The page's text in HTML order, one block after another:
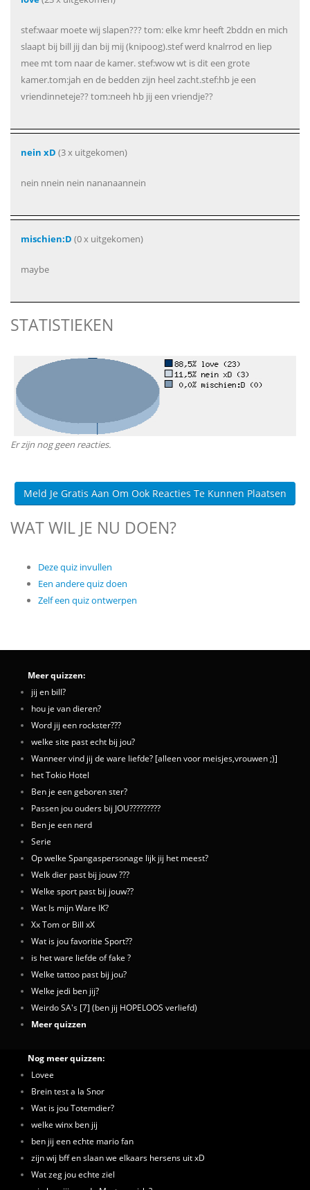
stef:waar moete wij slapen??? tom: elke kmr heeft 2bddn en mich
slaapt bij bill jij dan bij mij (knipoog).stef werd knalrrod en liep
mee mt tom naar de kamer. stef:wow wt is dit een grote
kamer.tom:jah en de bedden zijn heel zacht.stef:hb je een
vriendinneteje?? tom:neeh hb jij een vriendje??
nein xD (3 x uitgekomen)
nein nnein nein nananaannein
mischien:D (0 x uitgekomen)
maybe
STATISTIEKEN
Er zijn nog geen reacties.
Meld Je Gratis Aan Om Ook Reacties Te Kunnen Plaatsen
WAT WIL JE NU DOEN?
Deze quiz invullen
Een andere quiz doen
Zelf een quiz ontwerpen
Meer quizzen:
jij en bill?
hou je van dieren?
Word jij een rockster???
welke site past echt bij jou?
Wanneer vind jij de ware liefde? [alleen voor meisjes,vrouwen ;)]
het Tokio Hotel
Ben je een geboren ster?
Passen jou ouders bij JOU?????????
Ben je een nerd
Serie
Op welke Spangaspersonage lijk jij het meest?
Welk dier past bij jouw ???
Welke sport past bij jouw??
Wat Is mijn Ware IK?
Xx Tom or Bill xX
Wat is jou favoritie Sport??
is het ware liefde of fake ?
Welke tattoo past bij jou?
Welke jedi ben jij?
Weirdo SA's [7] (ben jij HOPELOOS verliefd)
Meer quizzen
Nog meer quizzen:
Lovee
Brein test a la Snor
Wat is jou Totemdier?
welke winx ben jij
ben jij een echte mario fan
zijn wij bff en slaan we elkaars hersens uit xD
Wat zeg jou echte ziel